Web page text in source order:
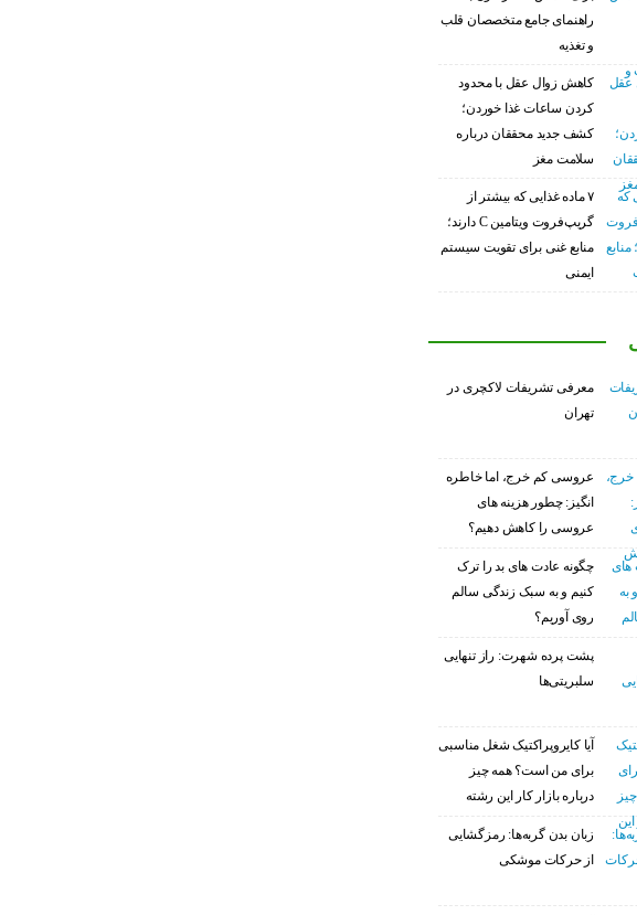
راهنمای جامع متخصصان قلب
و تغذیه
کاهش زوال عقل با محدود
کردن ساعات غذا خوردن؛
کشف جدید محققان درباره
سلامت مغز
۷ ماده غذایی که بیشتر از
گریپ‌فروت ویتامین C دارند؛
منابع غنی برای تقویت سیستم
ایمنی
معرفی تشریفات لاکچری در
تهران
عروسی کم خرج، اما خاطره
انگیز: چطور هزینه های
عروسی را کاهش دهیم؟
چگونه عادت‌ های بد را ترک
کنیم و به سبک زندگی سالم
روی آوریم؟
پشت پرده شهرت: راز تنهایی
سلبریتی‌ها
آیا کایروپراکتیک شغل مناسبی
برای من است؟ همه چیز
درباره بازار کار این رشته
زبان بدن گربه‌ها: رمزگشایی
از حرکات موشکی